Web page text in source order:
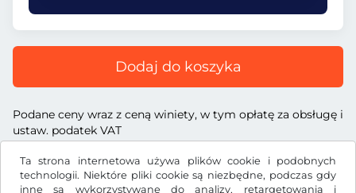
Ta strona internetowa używa plików cookie i podobnych
technologii. Niektóre pliki cookie są niezbędne, podczas gdy
inne są wykorzystywane do analizy, retargetowania i
Dodaj do koszyka
Podane ceny wraz z ceną winiety, w tym opłatę za obsługę i
ustaw. podatek VAT